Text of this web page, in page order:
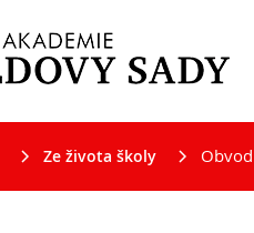
Ze života školy